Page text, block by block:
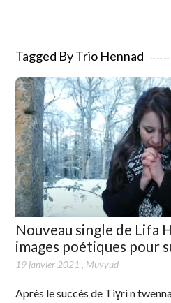
Tagged By Trio Hennad
Nouveau single de Lifa
images poétiques pour
19 janvier 2021 , Muyyud
Après le succès de Tiɣri n